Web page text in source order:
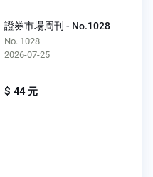
證券市場周刊 - No.1028
No. 1028
2026-07-25
$ 44 元